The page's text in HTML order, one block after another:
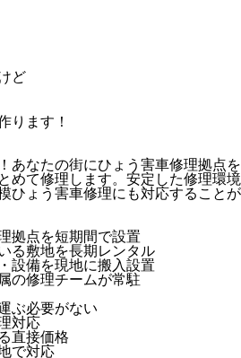
ど
あなたの街にひょう害車修理拠点を
めて修理します。安定した修理環境
ひょう害車修理にも対応することが
拠点を短期間で設置
る敷地を長期レンタル
設備を現地に搬入設置
の修理チームが常駐
ぶ必要がない
対応
直接価格
で対応